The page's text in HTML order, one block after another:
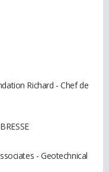
Richard - Chef de
- Geotechnical